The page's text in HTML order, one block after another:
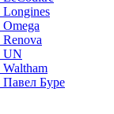
UN
Буре